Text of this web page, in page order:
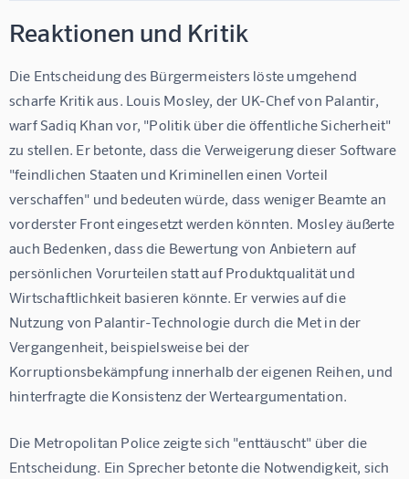
Reaktionen und Kritik
Die Entscheidung des Bürgermeisters löste umgehend
scharfe Kritik aus. Louis Mosley, der UK-Chef von Palantir,
warf Sadiq Khan vor, "Politik über die öffentliche Sicherheit"
zu stellen. Er betonte, dass die Verweigerung dieser Software
"feindlichen Staaten und Kriminellen einen Vorteil
verschaffen" und bedeuten würde, dass weniger Beamte an
vorderster Front eingesetzt werden könnten. Mosley äußerte
auch Bedenken, dass die Bewertung von Anbietern auf
persönlichen Vorurteilen statt auf Produktqualität und
Wirtschaftlichkeit basieren könnte. Er verwies auf die
Nutzung von Palantir-Technologie durch die Met in der
Vergangenheit, beispielsweise bei der
Korruptionsbekämpfung innerhalb der eigenen Reihen, und
hinterfragte die Konsistenz der Werteargumentation.
Die Metropolitan Police zeigte sich "enttäuscht" über die
Entscheidung. Ein Sprecher betonte die Notwendigkeit, sich